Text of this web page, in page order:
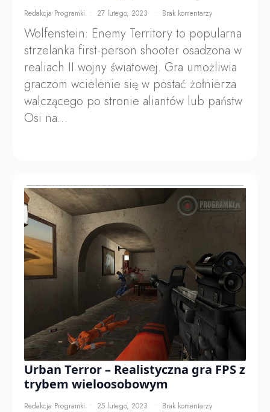
Redakcja Programki 27 lutego, 2023 Brak komentarzy
Wolfenstein: Enemy Territory to popularna
strzelanka first-person shooter osadzona w
realiach II wojny światowej. Gra umożliwia
graczom wcielenie się w postać żołnierza
walczącego po stronie aliantów lub państw
Osi na…
Urban Terror – Realistyczna gra FPS z
trybem wieloosobowym
Redakcja Programki 25 lutego, 2023 Brak komentarzy